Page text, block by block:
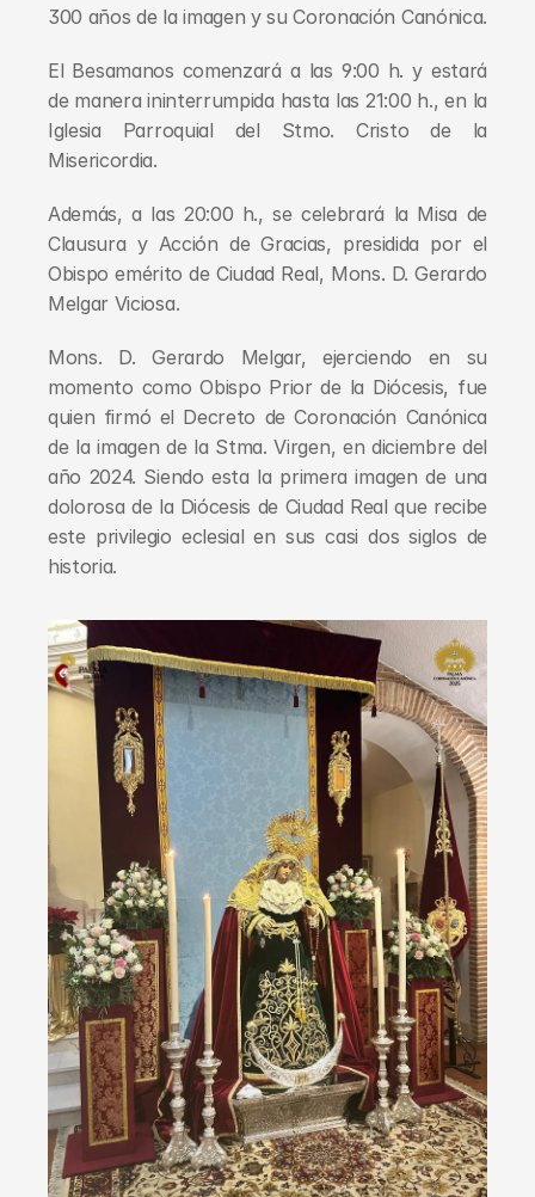
300 años de la imagen y su Coronación Canónica.
El Besamanos comenzará a las 9:00 h. y estará
de manera ininterrumpida hasta las 21:00 h., en la
Iglesia Parroquial del Stmo. Cristo de la
Misericordia.
Además, a las 20:00 h., se celebrará la Misa de
Clausura y Acción de Gracias, presidida por el
Obispo emérito de Ciudad Real, Mons. D. Gerardo
Melgar Viciosa.
Mons. D. Gerardo Melgar, ejerciendo en su
momento como Obispo Prior de la Diócesis, fue
quien firmó el Decreto de Coronación Canónica
de la imagen de la Stma. Virgen, en diciembre del
año 2024. Siendo esta la primera imagen de una
dolorosa de la Diócesis de Ciudad Real que recibe
este privilegio eclesial en sus casi dos siglos de
historia.